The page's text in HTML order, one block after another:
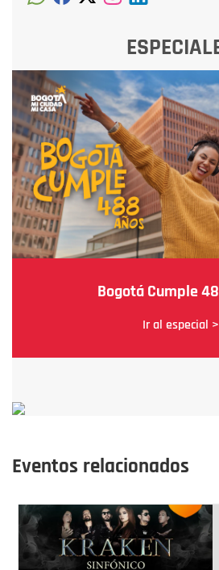
Bogotá Cumple
Ir al especial >
Eventos relacionados